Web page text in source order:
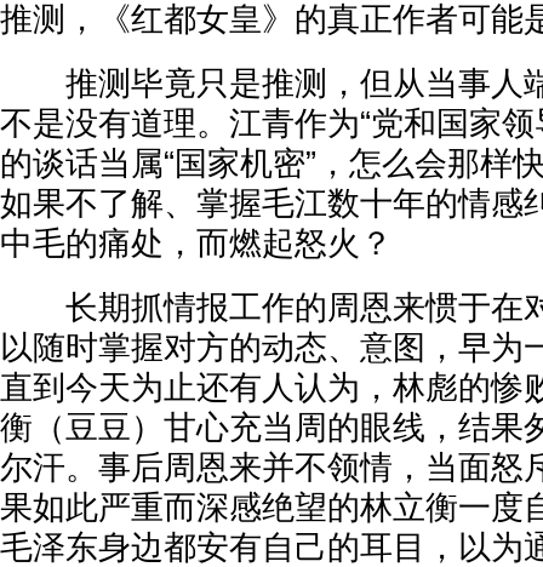
推测，《红都女皇》的真正作者可能
推测毕竟只是推测，但从当事人
不是没有道理。江青作为“党和国家
的谈话当属“国家机密”，怎么会那样
如果不了解、掌握毛江数十年的情感
中毛的痛处，而燃起怒火？
长期抓情报工作的周恩来惯于在
以随时掌握对方的动态、意图，早为
直到今天为止还有人认为，林彪的惨
衡（豆豆）甘心充当周的眼线，结果
尔汗。事后周恩来并不领情，当面怒
果如此严重而深感绝望的林立衡一度
毛泽东身边都安有自己的耳目，以为